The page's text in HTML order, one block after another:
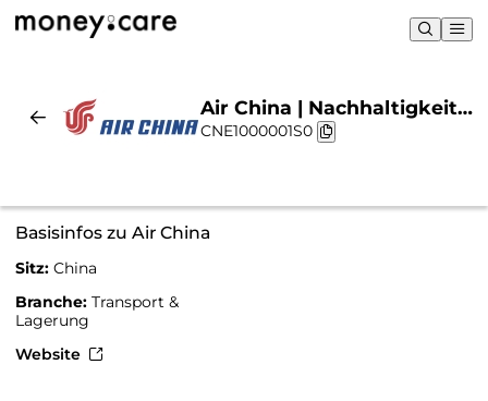
Air China | Nachhaltigkeit
& Chart
CNE1000001S0
Basisinfos zu Air China
Sitz: China
Branche: Transport &
Lagerung
Website